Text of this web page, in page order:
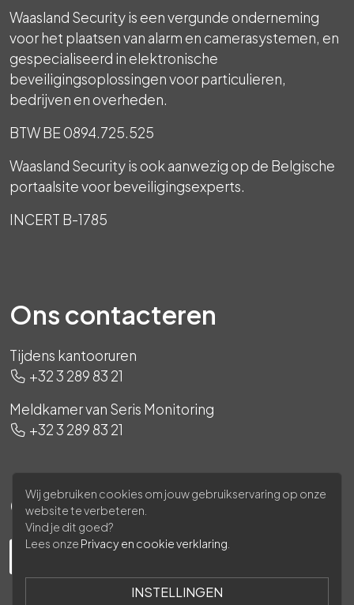
Waasland Security is een vergunde onderneming
voor het plaatsen van alarm en camerasystemen, en
gespecialiseerd in elektronische
beveiligingsoplossingen voor particulieren,
bedrijven en overheden.
BTW BE 0894.725.525
Waasland Security is ook aanwezig op de Belgische
portaalsite voor beveiligingsexperts.
INCERT B-1785
Ons contacteren
Tijdens kantooruren
+32 3 289 83 21
Meldkamer van Seris Monitoring
+32 3 289 83 21
Ons volgen
Wij gebruiken cookies om jouw gebruikservaring op onze
website te verbeteren.
Vind je dit goed?
Lees onze Privacy en cookie verklaring
INSTELLINGEN